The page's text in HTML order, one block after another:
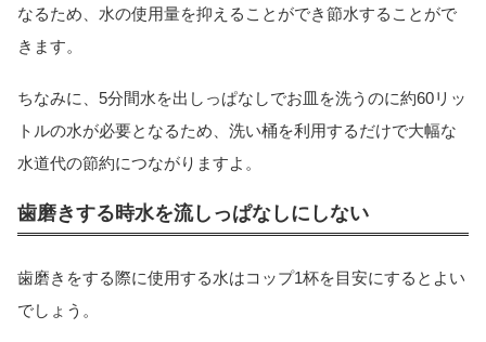
なるため、水の使用量を抑えることができ節水することがで
きます。
ちなみに、5分間水を出しっぱなしでお皿を洗うのに約60リッ
トルの水が必要となるため、洗い桶を利用するだけで大幅な
水道代の節約につながりますよ。
歯磨きする時水を流しっぱなしにしない
歯磨きをする際に使用する水はコップ1杯を目安にするとよい
でしょう。